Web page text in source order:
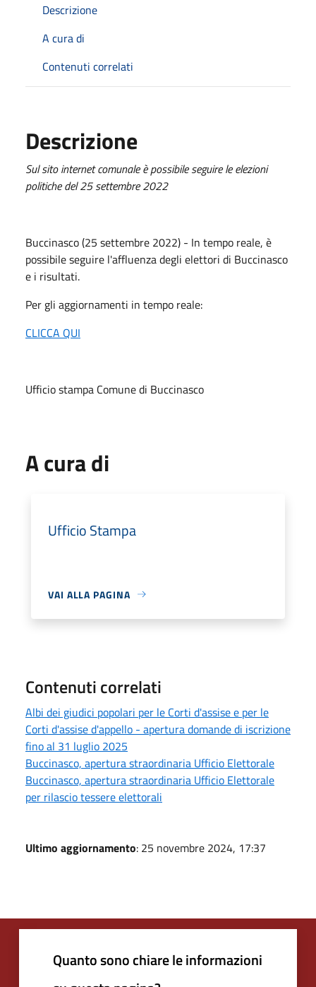
Descrizione
A cura di
Contenuti correlati
Descrizione
Sul sito internet comunale è possibile seguire le elezioni
politiche del 25 settembre 2022
Buccinasco (25 settembre 2022) - In tempo reale, è
possibile seguire l'affluenza degli elettori di Buccinasco
e i risultati.
Per gli aggiornamenti in tempo reale:
CLICCA QUI
Ufficio stampa Comune di Buccinasco
A cura di
Ufficio Stampa
VAI ALLA PAGINA
Contenuti correlati
Albi dei giudici popolari per le Corti d'assise e per le
Corti d'assise d'appello - apertura domande di iscrizione
fino al 31 luglio 2025
Buccinasco, apertura straordinaria Ufficio Elettorale
Buccinasco, apertura straordinaria Ufficio Elettorale
per rilascio tessere elettorali
Ultimo aggiornamento: 25 novembre 2024, 17:37
Quanto sono chiare le informazioni